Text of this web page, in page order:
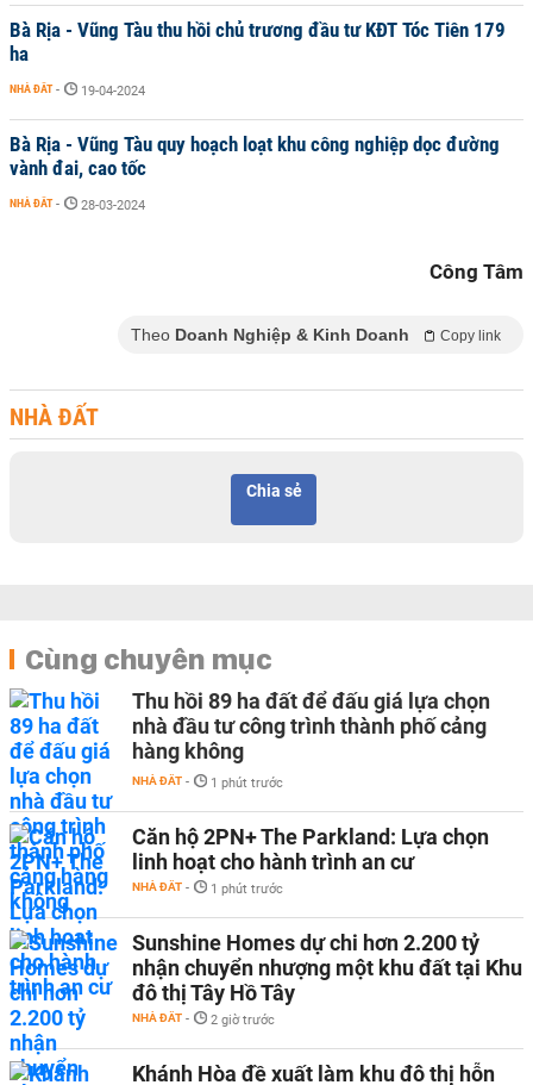
Bà Rịa - Vũng Tàu thu hồi chủ trương đầu tư KĐT Tóc Tiên 179
ha
NHÀ ĐẤT - 19-04-2024
Bà Rịa - Vũng Tàu quy hoạch loạt khu công nghiệp dọc đường
vành đai, cao tốc
NHÀ ĐẤT - 28-03-2024
Công Tâm
Theo Doanh Nghiệp & Kinh Doanh Copy link
NHÀ ĐẤT
Chia sẻ
Cùng chuyên mục
Thu hồi 89 ha đất để đấu giá lựa chọn
nhà đầu tư công trình thành phố cảng
hàng không
NHÀ ĐẤT - 1 phút trước
Căn hộ 2PN+ The Parkland: Lựa chọn
linh hoạt cho hành trình an cư
NHÀ ĐẤT - 1 phút trước
Sunshine Homes dự chi hơn 2.200 tỷ
nhận chuyển nhượng một khu đất tại Khu
đô thị Tây Hồ Tây
NHÀ ĐẤT - 2 giờ trước
Khánh Hòa đề xuất làm khu đô thị hỗn